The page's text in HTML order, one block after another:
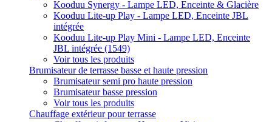
Kooduu Synergy - Lampe LED, Enceinte & Glacière
Kooduu Lite-up Play - Lampe LED, Enceinte JBL
intégrée
Kooduu Lite-up Play Mini - Lampe LED, Enceinte
JBL intégrée (1549)
Voir tous les produits
Brumisateur de terrasse basse et haute pression
Brumisateur semi pro haute pression
Brumisateur basse pression
Voir tous les produits
Chauffage extérieur pour terrasse